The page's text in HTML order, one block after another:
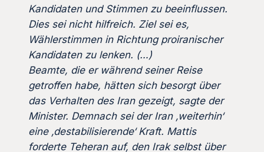
Kandidaten und Stimmen zu beeinflussen.
Dies sei nicht hilfreich. Ziel sei es,
Wählerstimmen in Richtung proiranischer
Kandidaten zu lenken. (…)
Beamte, die er während seiner Reise
getroffen habe, hätten sich besorgt über
das Verhalten des Iran gezeigt, sagte der
Minister. Demnach sei der Iran ‚weiterhin‘
eine ‚destabilisierende‘ Kraft. Mattis
forderte Teheran auf, den Irak selbst über